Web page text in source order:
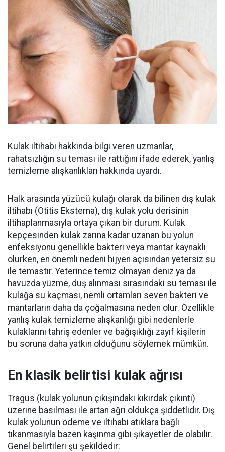
Kulak iltihabı hakkında bilgi veren uzmanlar,
rahatsızlığın su teması ile rattığını ifade ederek, yanlış
temizleme alışkanlıkları hakkında uyardı.
Halk arasında yüzücü kulağı olarak da bilinen dış kulak
iltihabı (Otitis Eksterna), dış kulak yolu derisinin
iltihaplanmasıyla ortaya çıkan bir durum. Kulak
kepçesinden kulak zarına kadar uzanan bu yolun
enfeksiyonu genellikle bakteri veya mantar kaynaklı
olurken, en önemli nedeni hijyen açısından yetersiz su
ile temastır. Yeterince temiz olmayan deniz ya da
havuzda yüzme, duş alınması sırasındaki su teması ile
kulağa su kaçması, nemli ortamları seven bakteri ve
mantarların daha da çoğalmasına neden olur. Özellikle
yanlış kulak temizleme alışkanlığı gibi nedenlerle
kulaklarını tahriş edenler ve bağışıklığı zayıf kişilerin
bu soruna daha yatkın olduğunu söylemek mümkün.
En klasik belirtisi kulak ağrısı
Tragus (kulak yolunun çıkışındaki kıkırdak çıkıntı)
üzerine basılması ile artan ağrı oldukça şiddetlidir. Dış
kulak yolunun ödeme ve iltihabi atıklara bağlı
tıkanmasıyla bazen kaşınma gibi şikayetler de olabilir.
Genel belirtileri şu şekildedir: